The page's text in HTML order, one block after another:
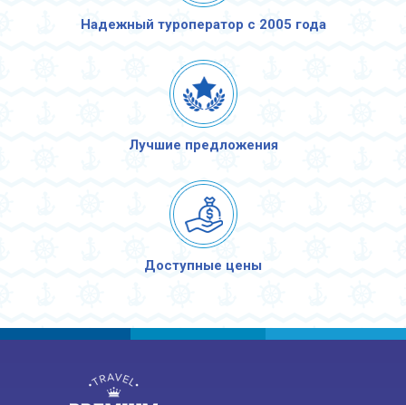
Надежный туроператор с 2005 года
Лучшие предложения
Доступные цены